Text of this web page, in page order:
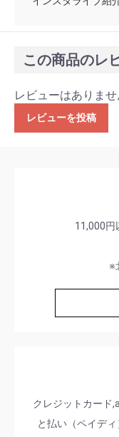
この商品のレ
レビューはありませ
レビューを投稿
11,000円
※
クレジットカード
と払い（ペイデ